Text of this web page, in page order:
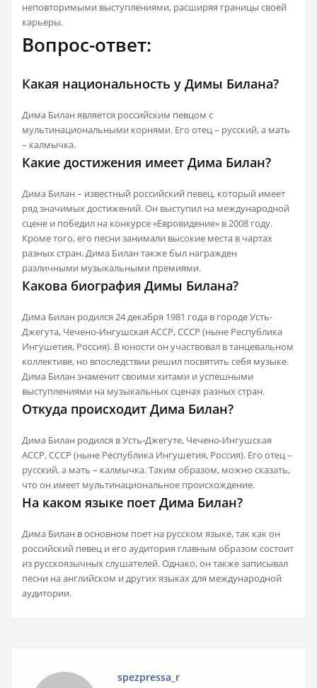
неповторимыми выступлениями, расширяя границы своей
карьеры.
Вопрос-ответ:
Какая национальность у Димы Билана?
Дима Билан является российским певцом с
мультинациональными корнями. Его отец – русский, а мать
– калмычка.
Какие достижения имеет Дима Билан?
Дима Билан – известный российский певец, который имеет
ряд значимых достижений. Он выступил на международной
сцене и победил на конкурсе «Евровидение» в 2008 году.
Кроме того, его песни занимали высокие места в чартах
разных стран. Дима Билан также был награжден
различными музыкальными премиями.
Какова биография Димы Билана?
Дима Билан родился 24 декабря 1981 года в городе Усть-
Джегута, Чечено-Ингушская АССР, СССР (ныне Республика
Ингушетия, Россия). В юности он участвовал в танцевальном
коллективе, но впоследствии решил посвятить себя музыке.
Дима Билан знаменит своими хитами и успешными
выступлениями на музыкальных сценах разных стран.
Откуда происходит Дима Билан?
Дима Билан родился в Усть-Джегуте, Чечено-Ингушская
АССР, СССР (ныне Республика Ингушетия, Россия). Его отец –
русский, а мать – калмычка. Таким образом, можно сказать,
что он имеет мультинациональное происхождение.
На каком языке поет Дима Билан?
Дима Билан в основном поет на русском языке, так как он
российский певец и его аудитория главным образом состоит
из русскоязычных слушателей. Однако, он также записывал
песни на английском и других языках для международной
аудитории.
spezpressa_r